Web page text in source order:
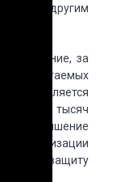
и другим
за
необлагаемых
является
пять тысяч
лишение
реализации
и защиту